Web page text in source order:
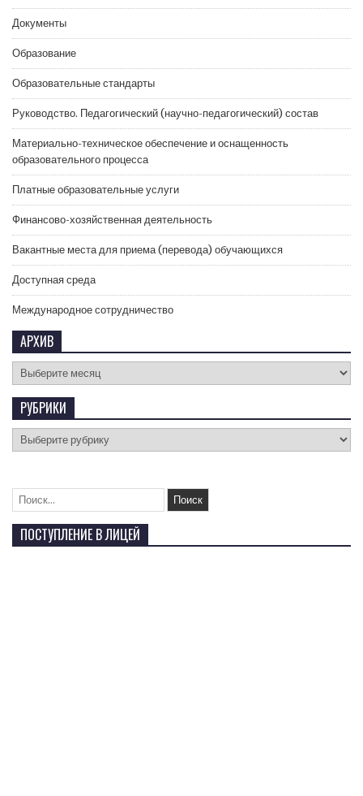
Документы
Образование
Образовательные стандарты
Руководство. Педагогический (научно-педагогический) состав
Материально-техническое обеспечение и оснащенность
образовательного процесса
Платные образовательные услуги
Финансово-хозяйственная деятельность
Вакантные места для приема (перевода) обучающихся
Доступная среда
Международное сотрудничество
АРХИВ
РУБРИКИ
ПОСТУПЛЕНИЕ В ЛИЦЕЙ